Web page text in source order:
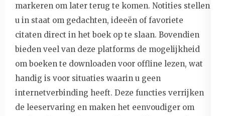
markeren om later terug te komen. Notities stellen
u in staat om gedachten, ideeën of favoriete
citaten direct in het boek op te slaan. Bovendien
bieden veel van deze platforms de mogelijkheid
om boeken te downloaden voor offline lezen, wat
handig is voor situaties waarin u geen
internetverbinding heeft. Deze functies verrijken
de leeservaring en maken het eenvoudiger om